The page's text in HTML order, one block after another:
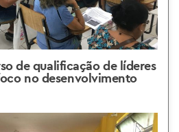
de qualificação de líderes
no desenvolvimento